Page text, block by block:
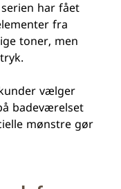
har fået
fra
toner, men
vælger
badeværelset
mønstre gør